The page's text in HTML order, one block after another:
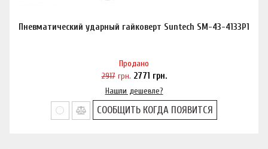
Пневматический ударный гайковерт Suntech SM-43-4133P1
Продано
2917грн. 2771 грн.
Нашли дешевле?
СООБЩИТЬ КОГДА ПОЯВИТСЯ